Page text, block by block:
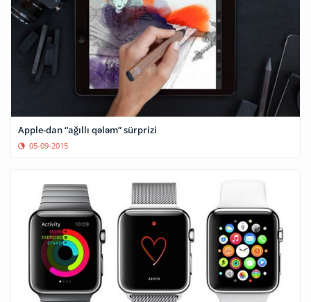
Apple-dan “ağıllı qələm” sürprizi
05-09-2015